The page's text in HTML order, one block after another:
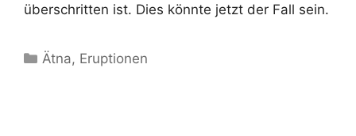
überschritten ist. Dies könnte jetzt der Fall sein.
Kategorien
Ätna, Eruptionen